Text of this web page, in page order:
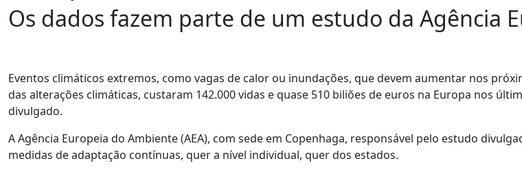
Os dados fazem parte de um estudo da Agência
Eventos climáticos extremos, como vagas de calor ou inundações, que devem aumentar nos
das alterações climáticas, custaram 142.000 vidas e quase 510 biliões de euros na Europa nos
divulgado.
A Agência Europeia do Ambiente (AEA), com sede em Copenhaga, responsável pelo estudo
medidas de adaptação contínuas, quer a nível individual, quer dos estados.